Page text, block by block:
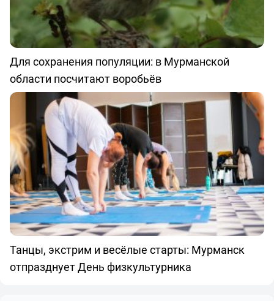
Для сохранения популяции: в Мурманской
области посчитают воробьёв
Танцы, экстрим и весёлые старты: Мурманск
отпразднует День физкультурника